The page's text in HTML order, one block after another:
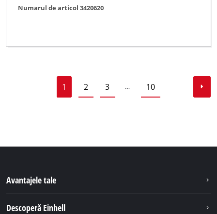
Numarul de articol 3420620
1 2 3 … 10
Avantajele tale
Descoperă Einhell